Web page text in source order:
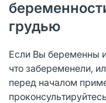
грудью
Если Вы беременны
что забеременели,
перед началом